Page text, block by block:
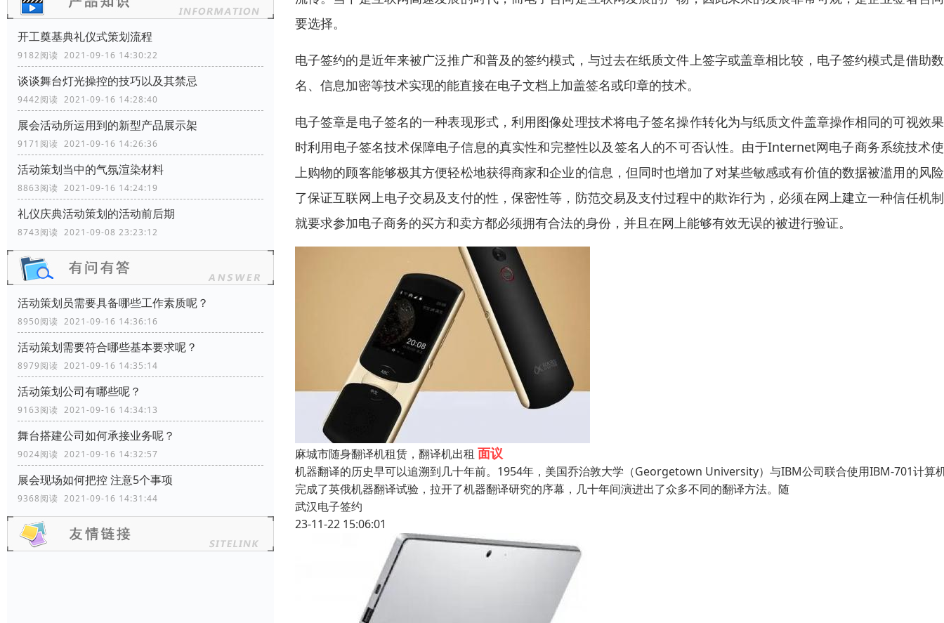
开工奠基典礼仪式策划流程
9182阅读 2021-09-16 14:30:22
谈谈舞台灯光操控的技巧以及其禁忌
9442阅读 2021-09-16 14:28:40
展会活动所运用到的新型产品展示架
9171阅读 2021-09-16 14:26:36
活动策划当中的气氛渲染材料
8863阅读 2021-09-16 14:24:19
礼仪庆典活动策划的活动前后期
8743阅读 2021-09-08 23:23:12
活动策划员需要具备哪些工作素质呢？
8950阅读 2021-09-16 14:36:16
活动策划需要符合哪些基本要求呢？
8979阅读 2021-09-16 14:35:14
活动策划公司有哪些呢？
9163阅读 2021-09-16 14:34:13
舞台搭建公司如何承接业务呢？
9024阅读 2021-09-16 14:32:57
展会现场如何把控 注意5个事项
9368阅读 2021-09-16 14:31:44
要选择。
电子签约的是近年来被广泛推广和普及的签约模式，与过去在纸质文件上签字或盖章相比较，电子签约模式是借助
名、信息加密等技术实现的能直接在电子文档上加盖签名或印章的技术。
电子签章是电子签名的一种表现形式，利用图像处理技术将电子签名操作转化为与纸质文件盖章操作相同的可视效
时利用电子签名技术保障电子信息的真实性和完整性以及签名人的不可否认性。由于Internet网电子商务系统技术
上购物的顾客能够极其方便轻松地获得商家和企业的信息，但同时也增加了对某些敏感或有价值的数据被滥用的风
了保证互联网上电子交易及支付的性，保密性等，防范交易及支付过程中的欺诈行为，必须在网上建立一种信任机
就要求参加电子商务的买方和卖方都必须拥有合法的身份，并且在网上能够有效无误的被进行验证。
麻城市随身翻译机租赁，翻译机出租 面议
机器翻译的历史早可以追溯到几十年前。1954年，美国乔治敦大学（Georgetown University）与IBM公司联合使用IBM-701计算
完成了英俄机器翻译试验，拉开了机器翻译研究的序幕，几十年间演进出了众多不同的翻译方法。随
武汉电子签约
23-11-22 15:06:01